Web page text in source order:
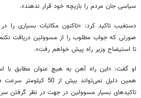
سیاسی جان مردم را بازیچه خود قرار ندهند».
دستغیب تاکید کرد: «تاکنون مکاتبات بسیاری را
صورتی که جواب مطلوب را از مسوولین دریافت
تا استیضاح وزیر راه پیش خواهم رفت».
او گفت: «این راه آهن به هیچ عنوان مطابق با
همین دلیل نمی‌تواند بیش